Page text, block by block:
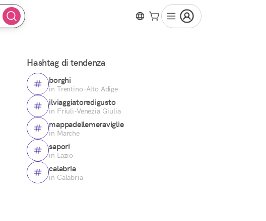
Hashtag di tendenza
borghi
in Trentino-Alto Adige
ilviaggiatoredigusto
in Friuli-Venezia Giulia
mappadellemeraviglie
in Marche
sapori
in Lazio
calabria
in Calabria